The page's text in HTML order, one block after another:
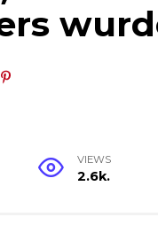
VIEWS
2.6k.